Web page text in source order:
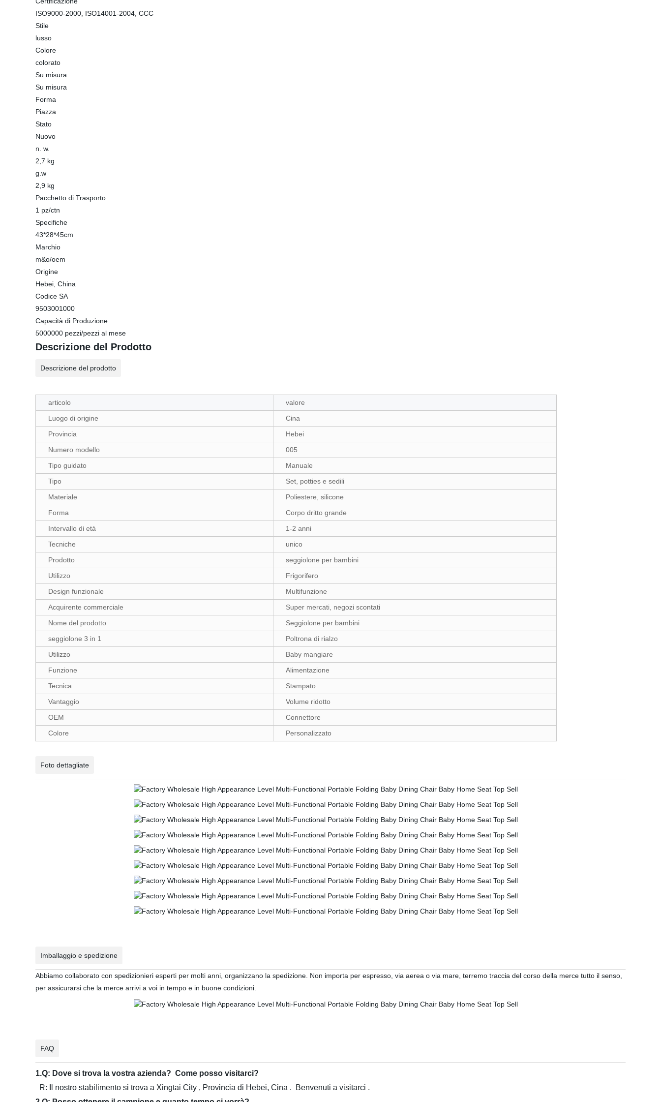
ISO9000-2000, ISO14001-2004, CCC
Stile
lusso
Colore
colorato
Su misura
Su misura
Forma
Piazza
Stato
Nuovo
n. w.
2,7 kg
g.w
2,9 kg
Pacchetto di Trasporto
1 pz/ctn
Specifiche
43*28*45cm
Marchio
m&o/oem
Origine
Hebei, China
Codice SA
9503001000
Capacità di Produzione
5000000 pezzi/pezzi al mese
Descrizione del Prodotto
Descrizione del prodotto
articolo
valore
Luogo di origine
Cina
Provincia
Hebei
Numero modello
005
Tipo guidato
Manuale
Tipo
Set, potties e sedili
Materiale
Poliestere, silicone
Forma
Corpo dritto grande
Intervallo di età
1-2 anni
Tecniche
unico
Prodotto
seggiolone per bambini
Utilizzo
Frigorifero
Design funzionale
Multifunzione
Acquirente commerciale
Super mercati, negozi scontati
Nome del prodotto
Seggiolone per bambini
seggiolone 3 in 1
Poltrona di rialzo
Utilizzo
Baby mangiare
Funzione
Alimentazione
Tecnica
Stampato
Vantaggio
Volume ridotto
OEM
Connettore
Colore
Personalizzato
Foto dettagliate
Imballaggio e spedizione
Abbiamo collaborato con spedizionieri esperti per molti anni, organizzano la spedizione. Non importa per espresso, via aerea o via mare, terremo traccia del corso della merce tutto il senso,
per assicurarsi che la merce arrivi a voi in tempo e in buone condizioni.
FAQ
1.Q: Dove si trova la vostra azienda? Come posso visitarci?
R: Il nostro stabilimento si trova a Xingtai City , Provincia di Hebei, Cina . Benvenuti a visitarci .